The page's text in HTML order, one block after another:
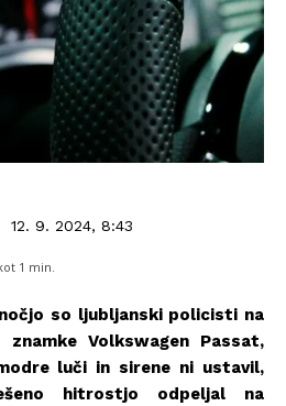
12. 9. 2024, 8:43
1 min.
so ljubljanski policisti na
Volkswagen Passat,
luči in sirene ni ustavil,
hitrostjo odpeljal na